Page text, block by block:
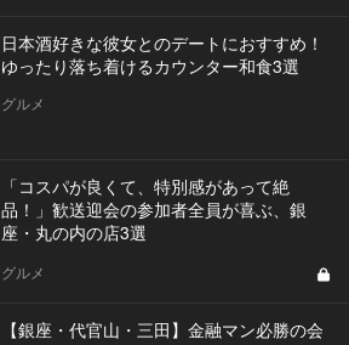
日本酒好きな彼女とのデートにおすすめ！
ゆったり落ち着けるカウンター和食3選
グルメ
「コスパが良くて、特別感があって絶
品！」歓送迎会の参加者全員が喜ぶ、銀
座・丸の内の店3選
グルメ
【銀座・代官山・三田】金融マン必勝の会